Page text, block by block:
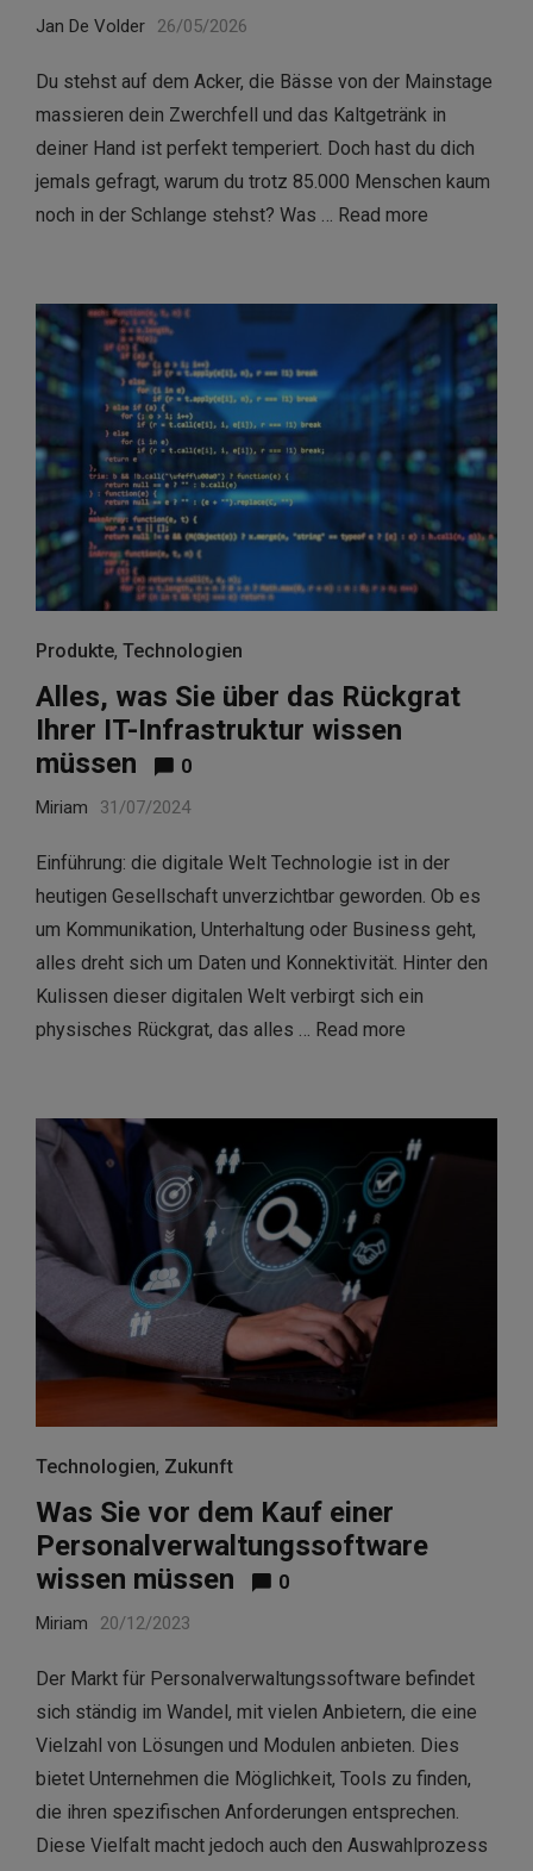
Jan De Volder 26/05/2026
Du stehst auf dem Acker, die Bässe von der Mainstage
massieren dein Zwerchfell und das Kaltgetränk in
deiner Hand ist perfekt temperiert. Doch hast du dich
jemals gefragt, warum du trotz 85.000 Menschen kaum
noch in der Schlange stehst? Was … Read more
Produkte, Technologien
Alles, was Sie über das Rückgrat
Ihrer IT-Infrastruktur wissen
müssen
0
Miriam 31/07/2024
Einführung: die digitale Welt Technologie ist in der
heutigen Gesellschaft unverzichtbar geworden. Ob es
um Kommunikation, Unterhaltung oder Business geht,
alles dreht sich um Daten und Konnektivität. Hinter den
Kulissen dieser digitalen Welt verbirgt sich ein
physisches Rückgrat, das alles … Read more
Technologien, Zukunft
Was Sie vor dem Kauf einer
Personalverwaltungssoftware
wissen müssen
0
Miriam 20/12/2023
Der Markt für Personalverwaltungssoftware befindet
sich ständig im Wandel, mit vielen Anbietern, die eine
Vielzahl von Lösungen und Modulen anbieten. Dies
bietet Unternehmen die Möglichkeit, Tools zu finden,
die ihren spezifischen Anforderungen entsprechen.
Diese Vielfalt macht jedoch auch den Auswahlprozess